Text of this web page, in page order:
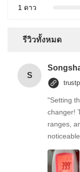
1 ดาว
รีวิวทั้งหมด
S
"Setting
changer!
ranges,
noticeable.